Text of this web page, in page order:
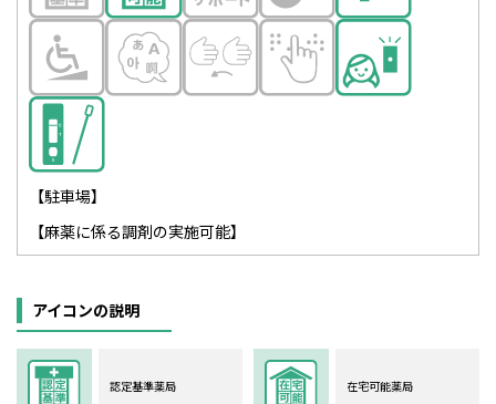
【駐車場】
【麻薬に係る調剤の実施可能】
アイコンの説明
認定基準薬局 在宅可能薬局